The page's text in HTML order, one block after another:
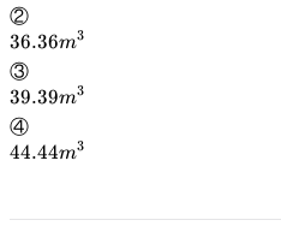
②
36.36m^3
36.36m3
③
39.39m^3
39.39m3
④
44.44m^3
44.44m3